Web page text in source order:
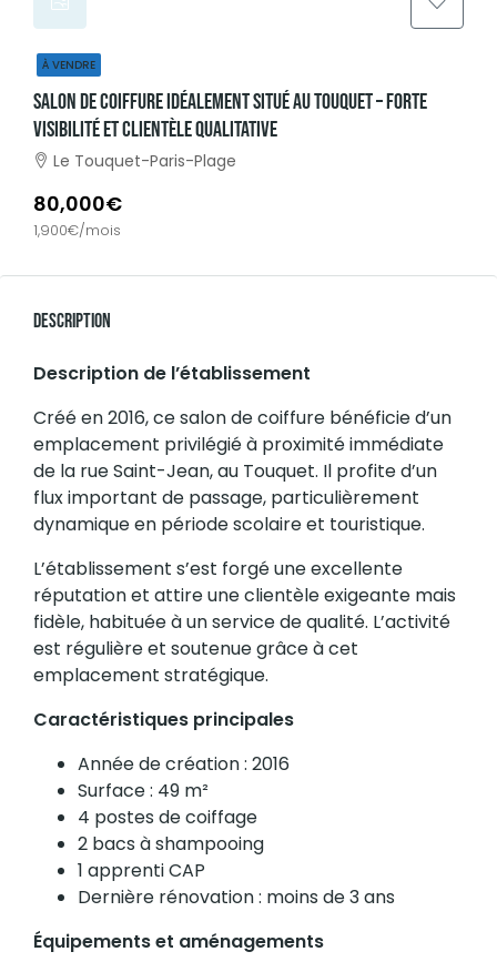
À VENDRE
Salon De Coiffure Idéalement Situé Au Touquet – Forte
Visibilité Et Clientèle Qualitative
Le Touquet-Paris-Plage
80,000€
1,900€/mois
Description
Description de l’établissement
Créé en 2016, ce salon de coiffure bénéficie d’un
emplacement privilégié à proximité immédiate
de la rue Saint-Jean, au Touquet. Il profite d’un
flux important de passage, particulièrement
dynamique en période scolaire et touristique.
L’établissement s’est forgé une excellente
réputation et attire une clientèle exigeante mais
fidèle, habituée à un service de qualité. L’activité
est régulière et soutenue grâce à cet
emplacement stratégique.
Caractéristiques principales
Année de création : 2016
Surface : 49 m²
4 postes de coiffage
2 bacs à shampooing
1 apprenti CAP
Dernière rénovation : moins de 3 ans
Équipements et aménagements